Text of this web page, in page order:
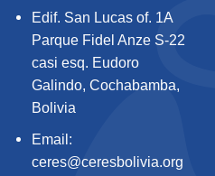
Edif. San Lucas of. 1A
Parque Fidel Anze S-22
casi esq. Eudoro
Galindo, Cochabamba,
Bolivia
Email:
ceres@ceresbolivia.org